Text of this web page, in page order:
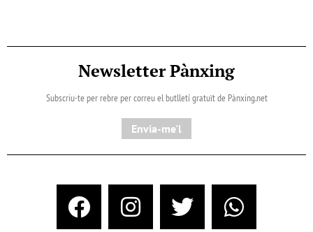
Newsletter Pànxing
Subscriu-te per rebre per correu el butlletí gratuït de Pànxing.net​
Envia-me'l